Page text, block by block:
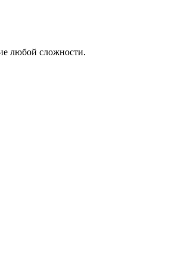
любой сложности.